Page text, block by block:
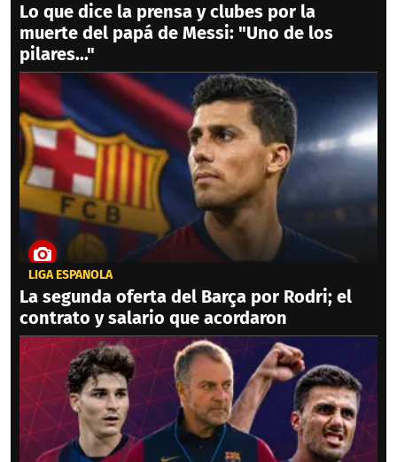
Lo que dice la prensa y clubes por la
muerte del papá de Messi: "Uno de los
pilares..."
LIGA ESPAÑOLA
La segunda oferta del Barça por Rodri; el
contrato y salario que acordaron